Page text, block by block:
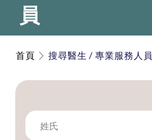
員
首頁 搜尋醫生 / 專業服務人員